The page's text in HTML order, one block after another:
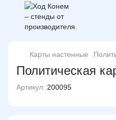
Карты настенные
Политическая
Артикул: 200095